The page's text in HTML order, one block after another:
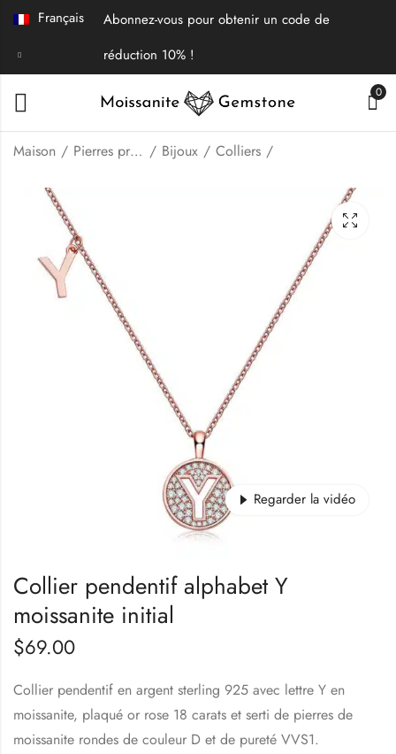
Français
Abonnez-vous pour obtenir un code de
réduction 10% !
0
Maison Pierres précieuses en vrac | Bijoux fins Bijoux Colliers
Collier pendentif
initiale Alphabet U
Collier pendentif
initiale Alphabet X
Moissanite
Regarder la vidéo
Collier pendentif alphabet Y
moissanite initial
$69.00
Collier pendentif en argent sterling 925 avec lettre Y en
moissanite, plaqué or rose 18 carats et serti de pierres de
moissanite rondes de couleur D et de pureté VVS1.